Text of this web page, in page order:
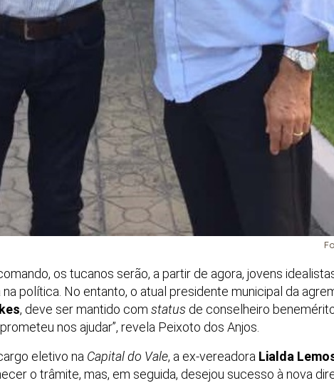
os tucanos serão, a partir de agora, jovens
política. No entanto, o atual presidente municipal da
, deve ser mantido com status de conselheiro
nos ajudar”, revela Peixoto dos Anjos.
eletivo na Capital do Vale, a ex-vereadora Lialda
o trâmite, mas, em seguida, desejou sucesso à nova